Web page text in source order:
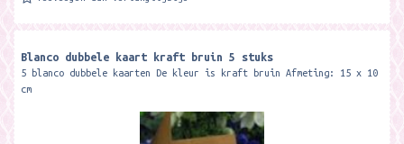
Blanco dubbele kaart kraft bruin 5 stuks
5 blanco dubbele kaarten De kleur is kraft bruin Afmeting: 15 x 10
cm